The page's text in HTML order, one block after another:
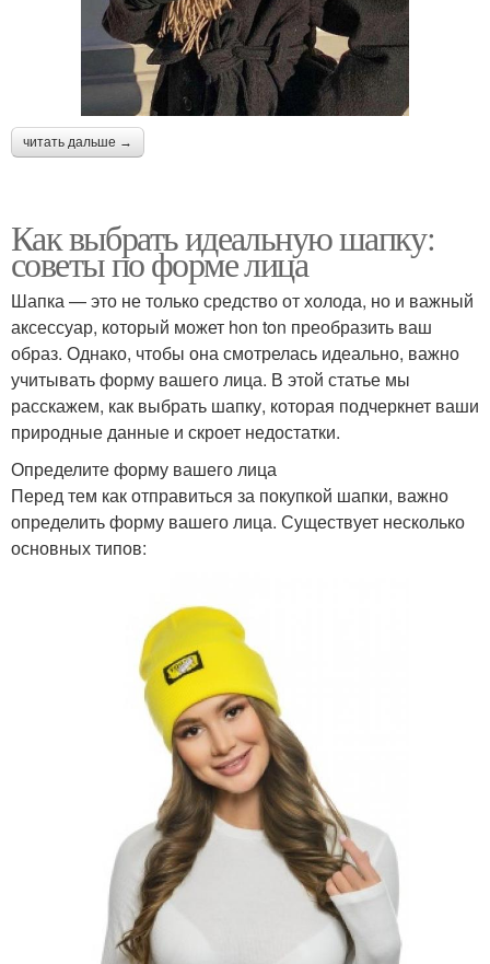
читать дальше →
Как выбрать идеальную шапку:
советы по форме лица
Шапка — это не только средство от холода, но и важный
аксессуар, который может hon ton преобразить ваш
образ. Однако, чтобы она смотрелась идеально, важно
учитывать форму вашего лица. В этой статье мы
расскажем, как выбрать шапку, которая подчеркнет ваши
природные данные и скроет недостатки.
Определите форму вашего лица
Перед тем как отправиться за покупкой шапки, важно
определить форму вашего лица. Существует несколько
основных типов: